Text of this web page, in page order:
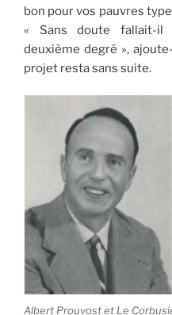
bon pour vos pauvres
« Sans doute fallait-il
deuxième degré »,
projet resta sans suite.
Albert Prouvost et Le